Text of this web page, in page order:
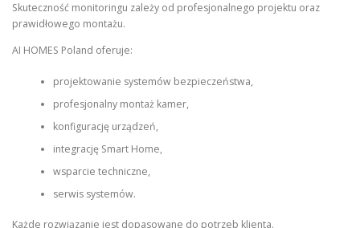
Skuteczność monitoringu zależy od profesjonalnego projektu oraz
prawidłowego montażu.
AI HOMES Poland oferuje:
projektowanie systemów bezpieczeństwa,
profesjonalny montaż kamer,
konfigurację urządzeń,
integrację Smart Home,
wsparcie techniczne,
serwis systemów.
Każde rozwiązanie jest dopasowane do potrzeb klienta.